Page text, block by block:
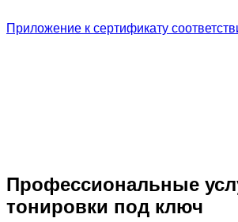
Приложение к сертификату
Профессиональные
тонировки под ключ